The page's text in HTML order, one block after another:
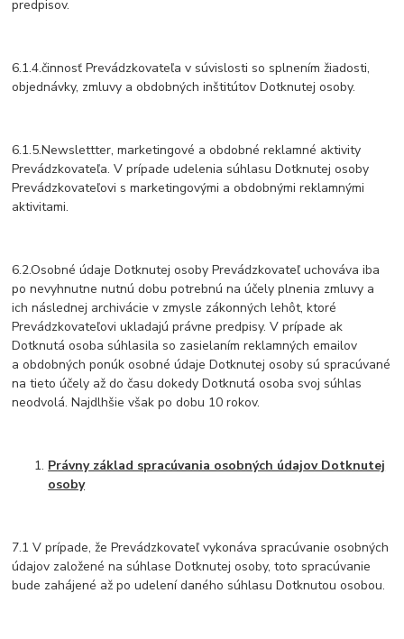
predpisov.
6.1.4.činnosť Prevádzkovateľa v súvislosti so splnením žiadosti,
objednávky, zmluvy a obdobných inštitútov Dotknutej osoby.
6.1.5.Newslettter, marketingové a obdobné reklamné aktivity
Prevádzkovateľa. V prípade udelenia súhlasu Dotknutej osoby
Prevádzkovateľovi s marketingovými a obdobnými reklamnými
aktivitami.
6.2.Osobné údaje Dotknutej osoby Prevádzkovateľ uchováva iba
po nevyhnutne nutnú dobu potrebnú na účely plnenia zmluvy a
ich následnej archivácie v zmysle zákonných lehôt, ktoré
Prevádzkovateľovi ukladajú právne predpisy. V prípade ak
Dotknutá osoba súhlasila so zasielaním reklamných emailov
a obdobných ponúk osobné údaje Dotknutej osoby sú spracúvané
na tieto účely až do času dokedy Dotknutá osoba svoj súhlas
neodvolá. Najdlhšie však po dobu 10 rokov.
Právny základ spracúvania osobných údajov Dotknutej
osoby
7.1 V prípade, že Prevádzkovateľ vykonáva spracúvanie osobných
údajov založené na súhlase Dotknutej osoby, toto spracúvanie
bude zahájené až po udelení daného súhlasu Dotknutou osobou.